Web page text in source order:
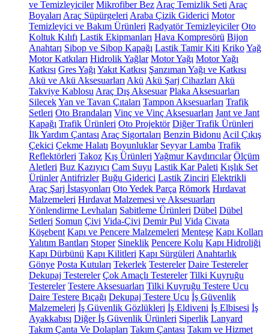
ve Temizleyiciler Mikrofiber Bez Araç Temizlik Seti Araç
Boyaları Araç Süpürgeleri Araba Çizik Giderici Motor
Temizleyici ve Bakım Ürünleri Radyatör Temizleyiciler Oto
Koltuk Kılıfı Lastik Ekipmanları Hava Kompresörü Bijon
Anahtarı Sibop ve Sibop Kapağı Lastik Tamir Kiti KrikoYağ
Motor Katkıları Hidrolik Yağlar Motor Yağı Motor Yağı
Katkısı Gres Yağı Yakıt Katkısı Şanzıman Yağı ve Katkısı
Akü ve Akü Aksesuarları Akü Akü Şarj Cihazları Akü
Takviye Kablosu Araç Dış Aksesuar Plaka Aksesuarları
SilecekYan ve Tavan Çıtaları Tampon Aksesuarları Trafik
Setleri Oto Brandaları Vinç ve Vinç Aksesuarları Jant ve Jant
Kapağı Trafik Ürünleri Oto Projektör Diğer Trafik Ürünleri
İlk Yardım Çantası Araç Sigortaları Benzin Bidonu Acil Çıkış
Çekici Çekme Halatı Boyunluklar Seyyar Lamba Trafik
Reflektörleri Takoz Kış Ürünleri Yağmur Kaydırıcılar Ölçüm
Aletleri Buz Kazıyıcı Cam Suyu Lastik Kar Paleti Kışlık Set
Ürünler Antifrizler Buğu Giderici Lastik Zinciri Elektrikli
Araç Şarj İstasyonları Oto Yedek Parça Römork Hırdavat
Malzemeleri Hırdavat Malzemesi ve Aksesuarları
Yönlendirme Levhaları Sabitleme Ürünleri Dübel Dübel
Setleri Somun Çivi Vida-Çivi Demir Pul Vida Civata
Köşebent Kapı ve Pencere Malzemeleri Menteşe Kapı Kolları
Yalıtım Bantları Stoper Sineklik Pencere Kolu Kapı Hidroliği
Kapı Dürbünü Kapı Kilitleri Kapı Sürgüleri Anahtarlık
Gönye Posta Kutuları Tekerlek Testereler Daire Testereler
Dekupaj Testereler Çok Amaçlı Testereler Tilki Kuyruğu
Testereler Testere Aksesuarları Tilki Kuyruğu Testere Ucu
Daire Testere Bıçağı Dekupaj Testere Ucu İş Güvenlik
Malzemeleri İş Güvenlik Gözlükleri İş Eldiveni İş Elbisesi İş
Ayakkabısı Diğer İş Güvenlik Ürünleri Siperlik Lanyard
Takım Çanta Ve Dolapları Takım Çantası Takım ve Hizmet